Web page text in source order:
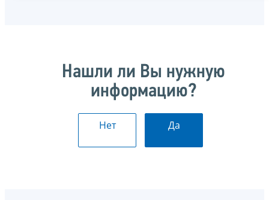
Нашли ли Вы нужную
информацию?
Нет Да